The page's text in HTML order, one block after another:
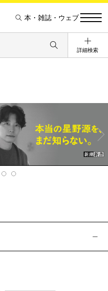
本・雑誌・ウェブ
詳細検索
Ne
xt